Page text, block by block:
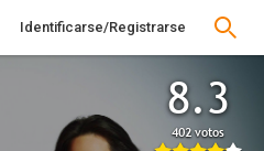
Identificarse/Registrarse
8.3
402 votos